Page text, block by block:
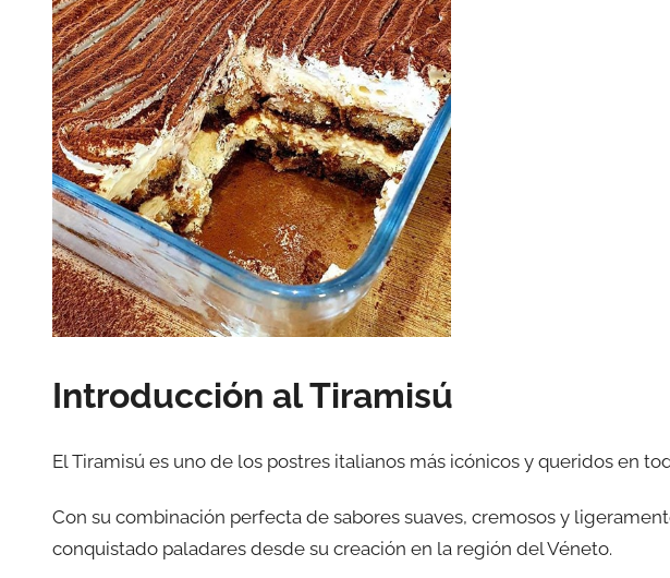
Introducción al Tiramisú
El Tiramisú es uno de los postres italianos más icónicos y queridos en
Con su combinación perfecta de sabores suaves, cremosos y
conquistado paladares desde su creación en la región del Véneto.